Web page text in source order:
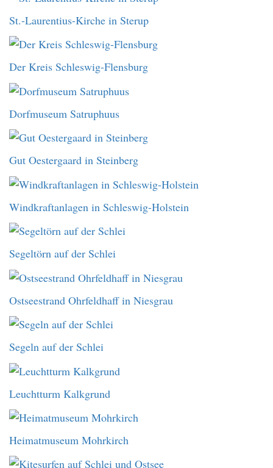
St.-Laurentius-Kirche in Sterup
Der Kreis Schleswig-Flensburg
Dorfmuseum Satruphuus
Gut Oestergaard in Steinberg
Windkraftanlagen in Schleswig-Holstein
Segeltörn auf der Schlei
Ostseestrand Ohrfeldhaff in Niesgrau
Segeln auf der Schlei
Leuchtturm Kalkgrund
Heimatmuseum Mohrkirch